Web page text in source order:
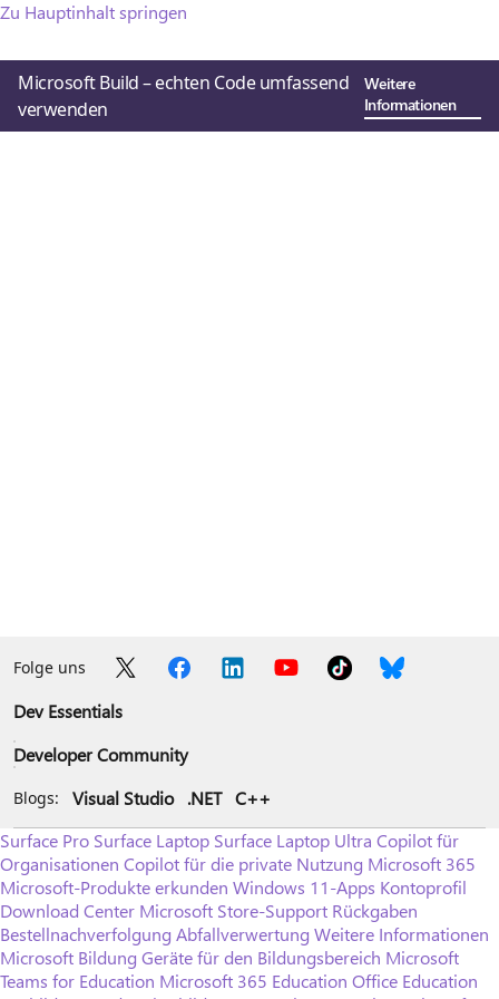
Zu Hauptinhalt springen
Microsoft Build – echten Code umfassend
verwenden
Weitere
Informationen
Folge uns
Dev Essentials
Developer Community
Blogs: Visual Studio .NET C++
Surface Pro Surface Laptop Surface Laptop Ultra Copilot für
Organisationen Copilot für die private Nutzung Microsoft 365
Microsoft-Produkte erkunden Windows 11-Apps Kontoprofil
Download Center Microsoft Store-Support Rückgaben
Bestellnachverfolgung Abfallverwertung Weitere Informationen
Microsoft Bildung Geräte für den Bildungsbereich Microsoft
Teams for Education Microsoft 365 Education Office Education